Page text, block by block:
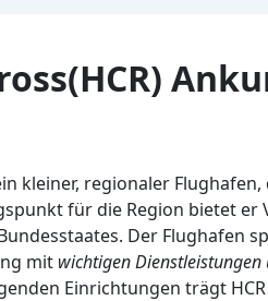
kleiner, regionaler
für die Region bietet er
Der Flughafen
mit wichtigen Dienstleistungen
Einrichtungen trägt